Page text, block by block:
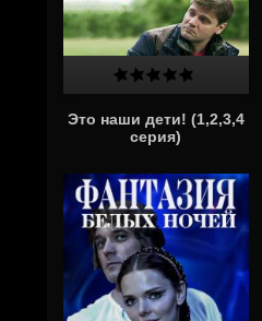
Это наши дети! (1,2,3,4
серия)